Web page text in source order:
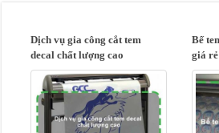
Dịch vụ gia công cắt tem
decal chất lượng cao
Bế
giá rẻ